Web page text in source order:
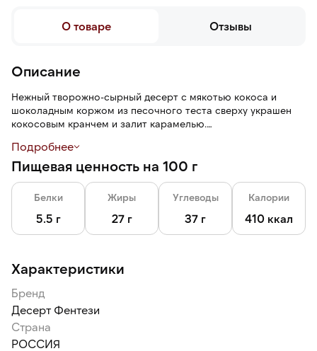
О товаре Отзывы
Описание
Нежный творожно-сырный десерт с мякотью кокоса и
шоколадным коржом из песочного теста сверху украшен
кокосовым кранчем и залит карамелью.
После разморозки торт сохраняет свежесть, вкус и форму.
Благодаря ровной нарезке торт эстетично выглядит, его
удобно есть.
Подробнее
Пищевая ценность на 100 г
Белки
5.5 г
Жиры
27 г
Углеводы
37 г
Калории
410 ккал
Характеристики
Бренд
Десерт Фентези
Страна
РОССИЯ